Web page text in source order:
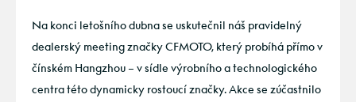
Na konci letošního dubna se uskutečnil náš pravidelný
dealerský meeting značky CFMOTO, který probíhá přímo v
čínském Hangzhou – v sídle výrobního a technologického
centra této dynamicky rostoucí značky. Akce se zúčastnilo